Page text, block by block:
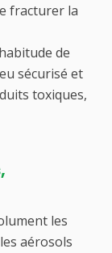
fracturer la
de
sécurisé et
toxiques,
les
aérosols